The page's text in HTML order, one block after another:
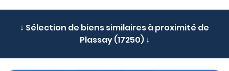
↓ Sélection de biens similaires à proximité de
Plassay (17250) ↓